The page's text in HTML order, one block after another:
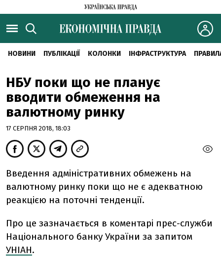
НОВИНИ ПУБЛІКАЦІЇ КОЛОНКИ ІНФРАСТРУКТУРА
НБУ поки що не планує
вводити обмеження на
валютному ринку
17 СЕРПНЯ 2018, 18:03
Введення адміністративних обмежень на
валютному ринку поки що не є адекватною
реакцією на поточні тенденції.
Про це зазначається в коментарі прес-служби
Національного банку України за запитом
УНІАН.